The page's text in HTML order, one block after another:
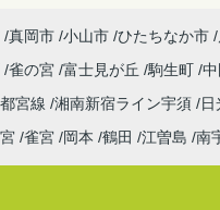
真岡市 小山市 ひたちなか市
雀の宮 富士見が丘 駒生町
宮線 湘南新宿ライン宇須
雀宮 岡本 鶴田 江曽島 南